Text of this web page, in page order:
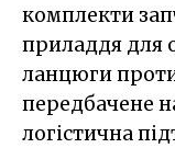
комплекти
приладдя для
ланцюги
передбачене
логістична